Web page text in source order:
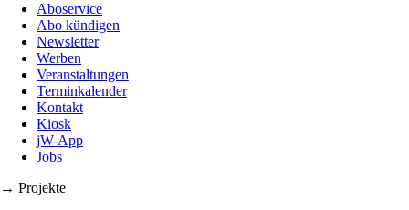
Aboservice
Abo kündigen
Newsletter
Werben
Veranstaltungen
Terminkalender
Kontakt
Kiosk
jW-App
Jobs
→ Projekte